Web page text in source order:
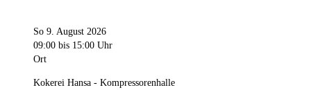
So 9. August 2026
09:00 bis 15:00 Uhr
Ort
Kokerei Hansa - Kompressorenhalle